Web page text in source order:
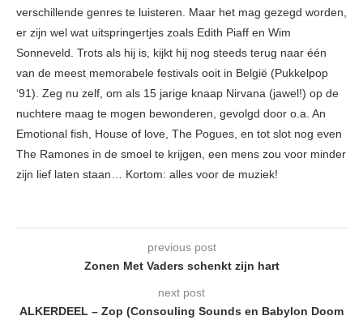
verschillende genres te luisteren. Maar het mag gezegd worden,
er zijn wel wat uitspringertjes zoals Edith Piaff en Wim
Sonneveld. Trots als hij is, kijkt hij nog steeds terug naar één
van de meest memorabele festivals ooit in België (Pukkelpop
‘91). Zeg nu zelf, om als 15 jarige knaap Nirvana (jawel!) op de
nuchtere maag te mogen bewonderen, gevolgd door o.a. An
Emotional fish, House of love, The Pogues, en tot slot nog even
The Ramones in de smoel te krijgen, een mens zou voor minder
zijn lief laten staan… Kortom: alles voor de muziek!
previous post
Zonen Met Vaders schenkt zijn hart
next post
ALKERDEEL – Zop (Consouling Sounds en Babylon Doom